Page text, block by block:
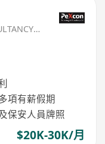
PEXCON TECHNOLOGY AND CONSULTANCY LIMITED
項有薪假期
保安人員牌照
$20K-30K/月